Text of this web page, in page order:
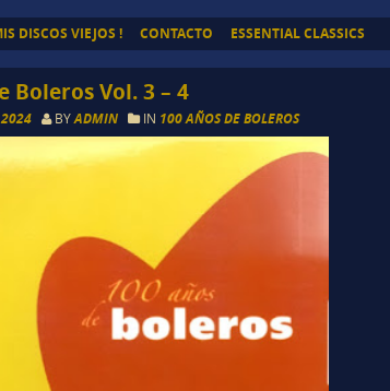
DISCOS VIEJOS ! CONTACTO ESSENTIAL CLASSICS
Boleros Vol. 3 – 4
2024 BYADMIN IN 100 AÑOS DE BOLEROS